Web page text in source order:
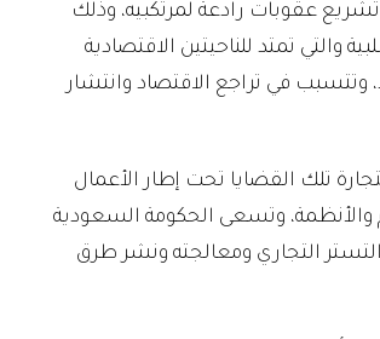
تشريع عقوبات رادعة لمرتكبيه، وذلك
والتي تمتد للناحيتين الاقتصادية
وتتسبب في تراجع الاقتصاد وانتشار
تلك القضايا تحت إطار الأعمال
والأنظمة، وتسعى الحكومة السعودية
التجاري ومعالجته ونشر طرق